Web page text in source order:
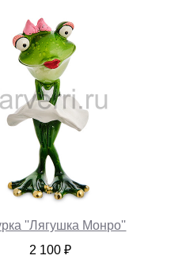
''Лягушка Монро''
2 100 ₽